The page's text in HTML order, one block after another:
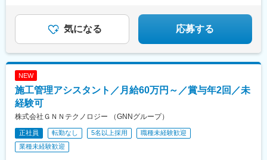
新富町駅(東京都)、勝どき駅、京橋駅(東京都)、新中野駅、京王八
王子駅、武蔵五日市駅、西台駅、本蓮沼駅、青物横丁駅、武蔵境
ス駅、新千葉駅、京成稲毛駅、新八柱駅、大宮駅(埼玉県)、南浦和
駅、さいたま新都心駅、北浦和駅、浦和駅、和光市駅、西川口
駅、東川口駅、朝霞駅、新越谷駅、川越駅、志木駅、所沢駅、草
駅、平林駅(大阪府)、中ふ頭駅、西大橋駅、肥後橋駅、阿波座駅、
北浜駅(大阪府)、なんば駅(南海線)、天満橋駅、長堀橋駅、谷町六
気になる 応募する
NEW
施工管理アシスタント／月給60万円～／賞与年2回／未
経験可
株式会社ＧＮＮテクノロジー （GNNグループ）
正社員 転勤なし 5名以上採用
職種未経験歓迎
業種未経験歓迎